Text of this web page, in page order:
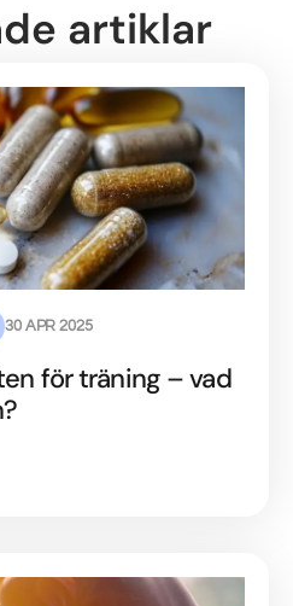
artiklar
30 APR 2025
för träning – vad